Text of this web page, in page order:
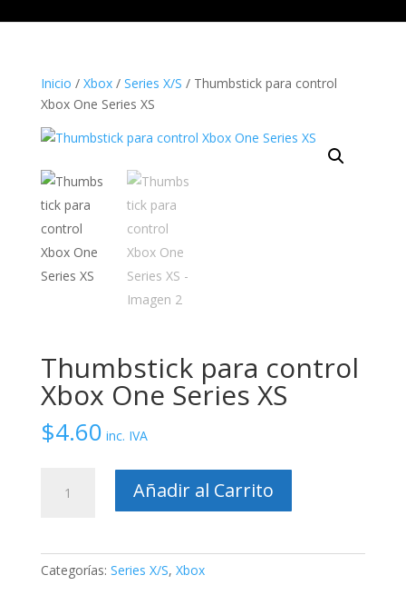
Inicio / Xbox/ Series X/S / Thumbstick para control
Xbox One Series XS
Thumbstick para control
Xbox One Series XS
$4.60 inc. IVA
Series
Añadir al Carrito
Categorías: Series X/S, Xbox